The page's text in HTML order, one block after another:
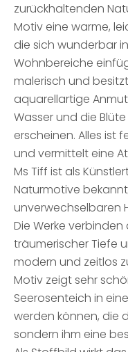
zurückhaltenden
Motiv eine warme,
die sich wunderbar
Wohnbereiche
malerisch und
aquarellartige
Wasser und die
erscheinen. Alles ist
und vermittelt eine
Ms Tiff ist als
Naturmotive
unverwechselbaren
Die Werke
träumerischer Tiefe
modern und zeitlos
Motiv zeigt sehr
Seerosenteich in
werden können, die
sondern ihm eine